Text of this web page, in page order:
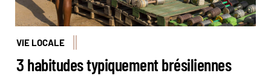
VIE LOCALE
3 habitudes typiquement brésiliennes